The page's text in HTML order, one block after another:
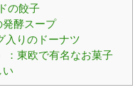
の餃子
酵スープ
入りのドーナツ
：東欧で有名なお菓子
い